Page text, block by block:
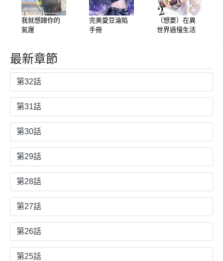
我就想蹭你的
氣運
完美愛豆淪陷
手冊
（想要）在異
世界過慢生活
最新章節
第32話
第31話
第30話
第29話
第28話
第27話
第26話
第25話